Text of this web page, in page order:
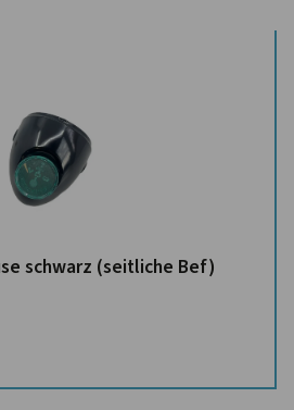
schwarz (seitliche Bef)